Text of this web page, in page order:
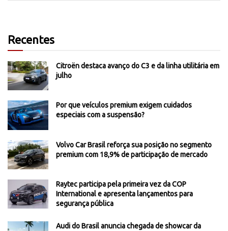
Recentes
Citroën destaca avanço do C3 e da linha utilitária em
julho
Por que veículos premium exigem cuidados
especiais com a suspensão?
Volvo Car Brasil reforça sua posição no segmento
premium com 18,9% de participação de mercado
Raytec participa pela primeira vez da COP
International e apresenta lançamentos para
segurança pública
Audi do Brasil anuncia chegada de showcar da